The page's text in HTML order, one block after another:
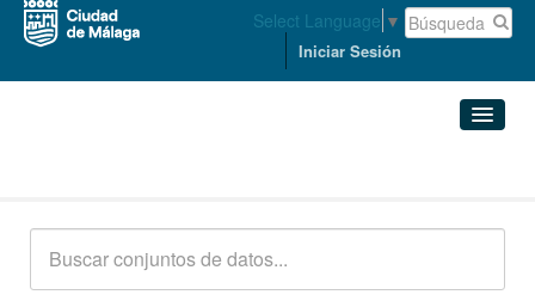
Select Language ▼
Iniciar Sesión